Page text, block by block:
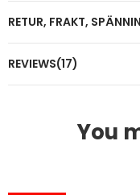
RETUR, FRAKT,
REVIEWS(17)
You